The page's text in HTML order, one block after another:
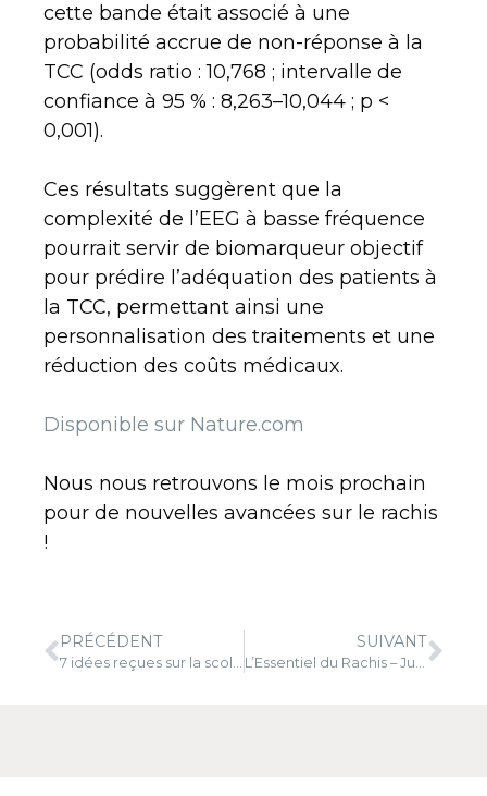
cette bande était associé à une
probabilité accrue de non-réponse à la
TCC (odds ratio : 10,768 ; intervalle de
confiance à 95 % : 8,263–10,044 ; p <
0,001).
Ces résultats suggèrent que la
complexité de l’EEG à basse fréquence
pourrait servir de biomarqueur objectif
pour prédire l’adéquation des patients à
la TCC, permettant ainsi une
personnalisation des traitements et une
réduction des coûts médicaux.
Disponible sur Nature.com
Nous nous retrouvons le mois prochain
pour de nouvelles avancées sur le rachis
!
PRÉCÉDENT
7 idées reçues sur la scoliose : que dit la Science ?
SUIVANT
L’Essentiel du Rachis – Juin 2025